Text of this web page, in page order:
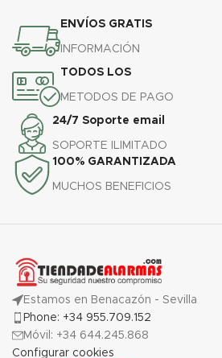
ENVÍOS GRATIS
INFORMACIÓN
TODOS LOS
METODOS DE PAGO
24/7 Soporte email
SOPORTE ILIMITADO
100% GARANTIZADA
MUCHOS BENEFICIOS
Estamos en Benacazón - Sevilla
Phone: +34 955.709.152
Móvil: +34 644.245.868
Configurar cookies